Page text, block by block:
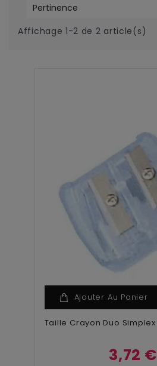
Pertinence
Affichage 1-2 de 2 article(s)
Ajouter Au Panier
Taille Crayon Duo Simplex
3,72 €